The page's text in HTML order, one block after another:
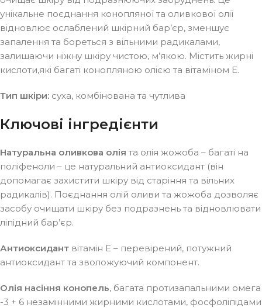
унікальне поєднання конопляної та оливкової олії
відновлює ослаблений шкірний бар’єр, зменшує
запалення та бореться з вільними радикалами,
залишаючи ніжну шкіру чистою, м’якою. Містить жирні
кислоти,які багаті конопляною олією та вітаміном Е.
Тип шкіри: суха, комбінована та чутлива
Ключові інгредієнти
Натуральна оливкова олія та олія жожоба – багаті на
поліфеноли – це натуральний антиоксидант (він
допомагає захистити шкіру від старіння та вільних
радикалів). Поєднання олій оливи та жожоба дозволяє
засобу очищати шкіру без подразнень та відновлювати
ліпідний бар’єр.
Антиоксидант вітамін Е – перевірений, потужний
антиоксидант та зволожуючий компонент.
Олія насіння конопель, багата протизапальними омега
-3 + 6 незамінними жирними кислотами, фосфоліпідами